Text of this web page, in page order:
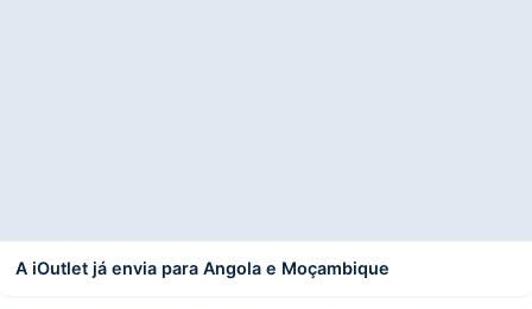
A iOutlet já envia para Angola e Moçambique